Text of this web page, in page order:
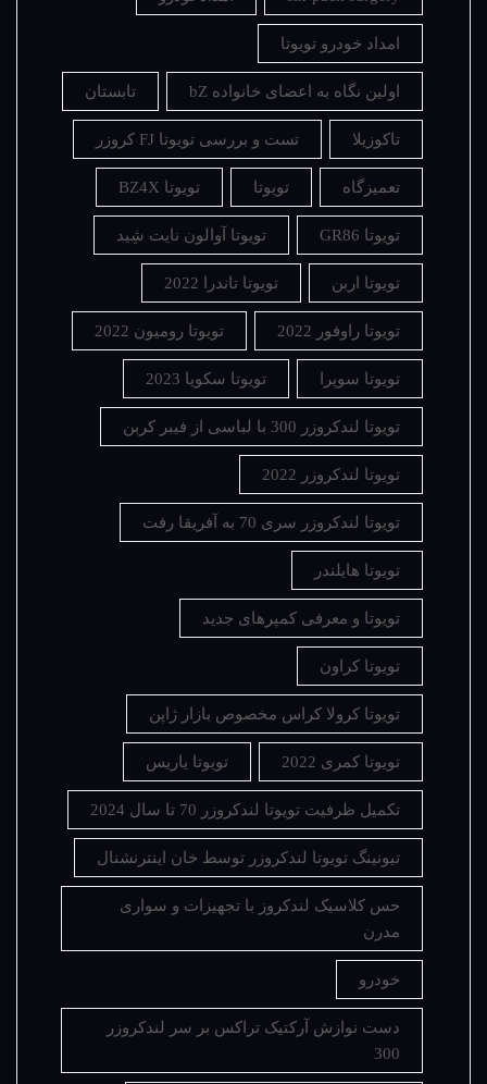
امداد خودرو تویوتا
اولین نگاه به اعضای خانواده bZ تابستان
تاکوزیلا تست و بررسی تویوتا FJ کروزر
تعمیزگاه تویوتا تویوتا BZ4X
تویوتا GR86 تویوتا آوالون نایت شِید
تویوتا اربن تویوتا تاندرا 2022
تویوتا راوفور 2022 تویوتا رومیون 2022
تویوتا سوپرا تویوتا سکویا 2023
تویوتا لندکروزر 300 با لباسی از فیبر کربن
تویوتا لندکروزر 2022
تویوتا لندکروزر سری 70 به آفریقا رفت
تویوتا هایلندر
تویوتا و معرفی کمپرهای جدید
تویوتا کراون
تویوتا کرولا کراس مخصوص بازار ژاپن
تویوتا کمری 2022 تویوتا یاریس
تکمیل ظرفیت تویوتا لندکروزر 70 تا سال 2024
تیونینگ تویوتا لندکروزر توسط خان اینترنشنال
حس کلاسیک لندکروز با تجهیزات و سواری
مدرن
خودرو
دست نوازش آرکتیک تراکس بر سر لندکروزر
300